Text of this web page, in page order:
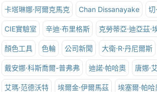
卡塔琳娜·阿爾克馬克 Chan Dissanayake 切
CIE實驗室 辛迪·布里格斯 克勞蒂亞·迪亞茲·
顏色工具 色輪 公司新聞 大衛·R·丹尼爾斯
戴安娜·科斯喬爾-普弗弗 迪諾·帕哈奧 唐娜·
艾瑪·范德沃特 埃爾金·伊爾馬茲 埃塞爾·帕哈